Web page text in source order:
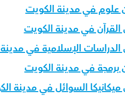
علوم في مدينة الكويت
في مدينة الكويت
الإسلامية في
في مدينة الكويت
السوائل في مدينة